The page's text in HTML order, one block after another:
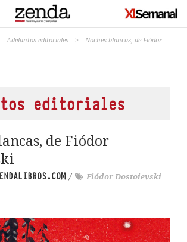
Adelantos editoriales >
Noches blancas, de Fiódor
editoriales
de Fiódor
/ Fiódor Dostoievski